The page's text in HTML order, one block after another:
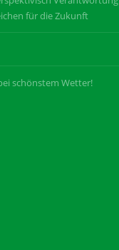
für die Zukunft
schönstem Wetter!